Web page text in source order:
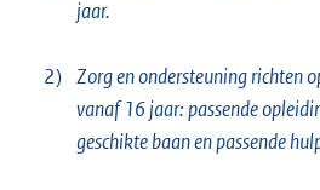
jaar.
2) Zorg en ondersteuning richten
vanaf 16 jaar: passende
geschikte baan en passende